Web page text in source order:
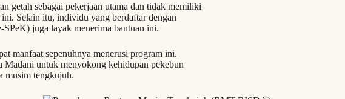
getah sebagai pekerjaan utama dan tidak memiliki
Selain itu, individu yang berdaftar dengan
juga layak menerima bantuan ini.
manfaat sepenuhnya menerusi program ini.
untuk menyokong kehidupan pekebun
musim tengkujuh.